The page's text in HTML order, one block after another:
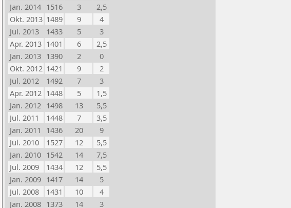
Jan. 2014 1516 3
2,5
Okt. 2013 1489 9
4
Jul. 2013
1433 5
3
Apr. 2013 1401 6
2,5
Jan. 2013 1390 2
0
Okt. 2012 1421 9
2
Jul. 2012
1492 7
3
Apr. 2012 1448 5
1,5
Jan. 2012 1498 13
5,5
Jul. 2011
1448 7
3,5
Jan. 2011
1436 20
9
Jul. 2010
1527 12
5,5
Jan. 2010 1542 14
7,5
Jul. 2009
1434 12
5,5
Jan. 2009 1417 14
5
Jul. 2008
1431 10
4
Jan. 2008 1373 14 3